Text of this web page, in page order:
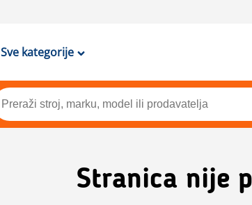
Sve kategorije
Stranica nije